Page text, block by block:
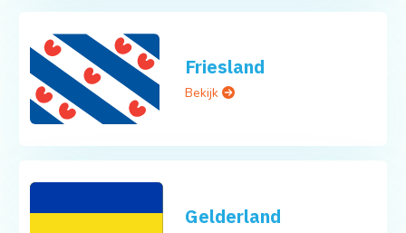
Friesland
Bekijk
Gelderland